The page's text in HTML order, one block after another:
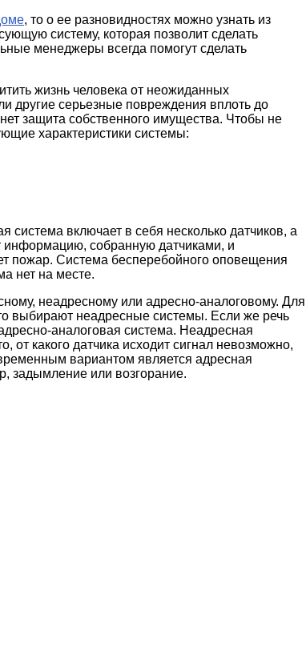
, то о ее разновидностях можно узнать из
систему, которая позволит сделать
менеджеры всегда помогут сделать
жизнь человека от неожиданных
другие серьезные повреждения вплоть до
защита собственного имущества. Чтобы не
характеристики системы:
включает в себя несколько датчиков, а
информацию, собранную датчиками, и
пожар. Система бесперебойного оповещения
нет на месте.
неадресному или адресно-аналоговому. Для
выбирают неадресные системы. Если же речь
аналоговая система. Неадресная
от какого датчика исходит сигнал невозможно,
вариантом является адресная
задымление или возгорание.